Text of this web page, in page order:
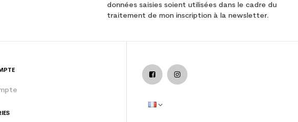
données saisies soient utilisées dans le cadre du
traitement de mon inscription à la newsletter.